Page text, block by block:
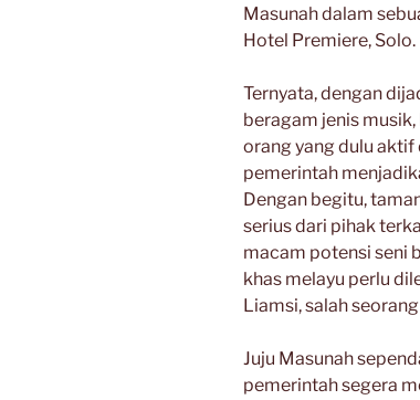
Masunah dalam
Hotel Premiere, Solo.
Ternyata, dengan
beragam jenis
orang yang dulu aktif
pemerintah
Dengan begitu,
serius dari pihak
macam potensi seni
khas melayu perlu
Liamsi, salah
Juju Masunah
pemerintah segera